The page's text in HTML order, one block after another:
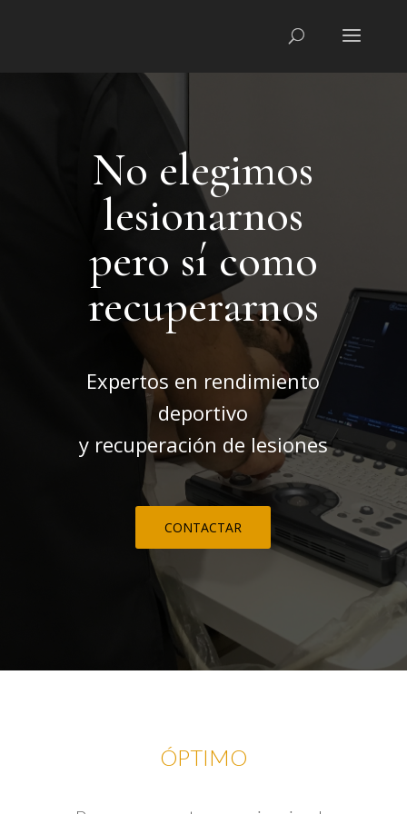
No elegimos
lesionarnos
pero sí como
recuperarnos
Expertos en rendimiento
deportivo
y recuperación de lesiones
CONTACTAR
ÓPTIMO